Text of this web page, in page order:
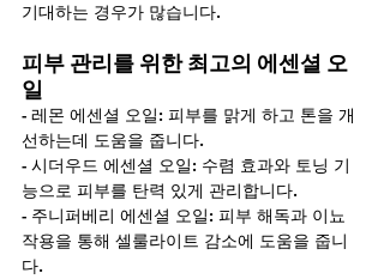
기대하는 경우가 많습니다.
피부 관리를 위한 최고의 에센셜 오
일
- 레몬 에센셜 오일: 피부를 맑게 하고 톤을 개
선하는데 도움을 줍니다.
- 시더우드 에센셜 오일: 수렴 효과와 토닝 기
능으로 피부를 탄력 있게 관리합니다.
- 주니퍼베리 에센셜 오일: 피부 해독과 이뇨
작용을 통해 셀룰라이트 감소에 도움을 줍니
다.